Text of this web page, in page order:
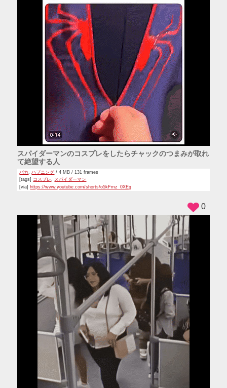
スパイダーマンのコスプレをしたらチャックのつまみが取れ
て絶望する人
バカ ,ハプニング / 4 MB / 131 frames
[tags] コスプレ, スパイダーマン
[via] https://www.youtube.com/shorts/o5kFmz_0XEg
0